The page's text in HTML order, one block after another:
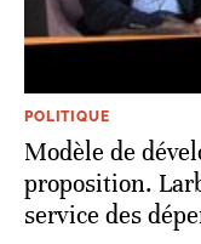
POLITIQUE
Modèle de
proposition.
service des